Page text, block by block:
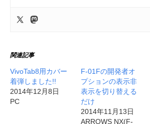
関連記事
VivoTab8用カバー
着弾しました!!
2014年12月8日
PC
F-01Fの開発者オ
プションの表示非
表示を切り替える
だけ
2014年11月13日
ARROWS NX(F-